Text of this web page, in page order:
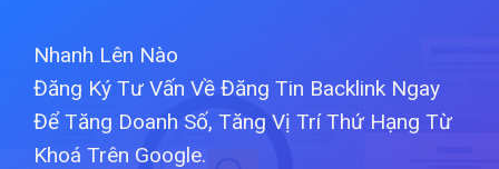
Nhanh Lên Nào
Đăng Ký Tư Vấn Về Đăng Tin Backlink Ngay
Để Tăng Doanh Số, Tăng Vị Trí Thứ Hạng Từ
Khoá Trên Google.